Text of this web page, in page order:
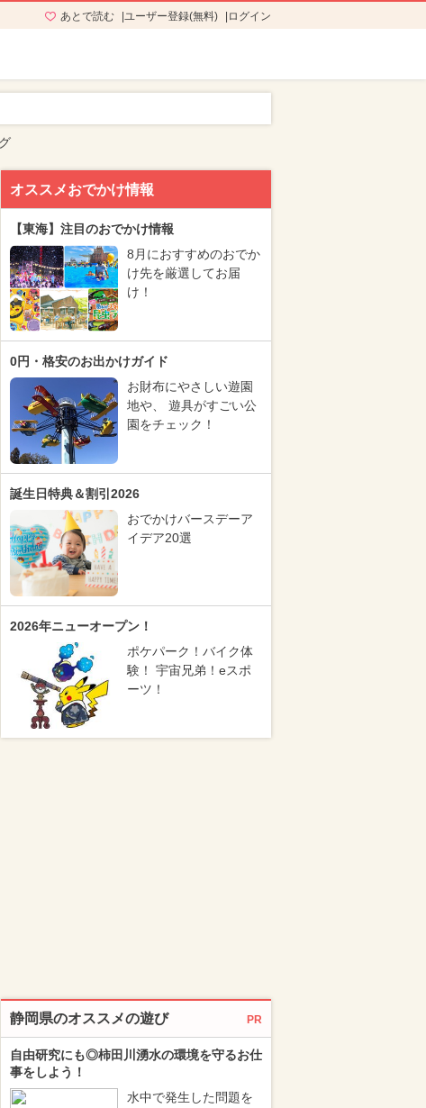
あとで読む ユーザー登録(無料) ログイン
オススメおでかけ情報
【東海】注目のおでかけ情報
8月におすすめのおでか
け先を厳選してお届
け！
0円・格安のお出かけガイド
お財布にやさしい遊園
地や、 遊具がすごい公
園をチェック！
誕生日特典＆割引2026
おでかけバースデーア
イデア20選
2026年ニューオープン！
ポケパーク！バイク体
験！ 宇宙兄弟！eスポ
ーツ！
静岡県のオススメの遊び PR
自由研究にも◎柿田川湧水の環境を守るお仕
事をしよう！
水中で発生した問題を